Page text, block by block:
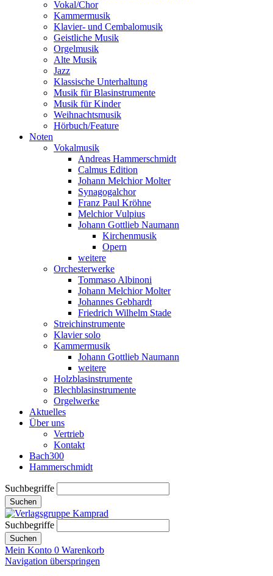
Vokal/Chor
Kammermusik
Klavier- und Cembalomusik
Geistliche Musik
Orgelmusik
Alte Musik
Jazz
Klassische Unterhaltung
Musik für Blasinstrumente
Musik für Kinder
Weihnachtsmusik
Hörbuch/Feature
Noten
Vokalmusik
Andreas Hammerschmidt
Calmus Edition
Johann Melchior Molter
Synagogalchor
Franz Paul Kröhne
Melchior Vulpius
Johann Gottlieb Naumann
Kirchenmusik
Opern
weitere
Orchesterwerke
Tommaso Albinoni
Johann Melchior Molter
Johannes Gebhardt
Friedrich Wilhelm Stade
Streichinstrumente
Klavier solo
Kammermusik
Johann Gottlieb Naumann
weitere
Holzblasinstrumente
Blechblasinstrumente
Orgelwerke
Aktuelles
Über uns
Vertrieb
Kontakt
Bach300
Hammerschmidt
Suchbegriffe
Suchen
Suchbegriffe
Suchen
Mein Konto 0 Warenkorb
Navigation überspringen